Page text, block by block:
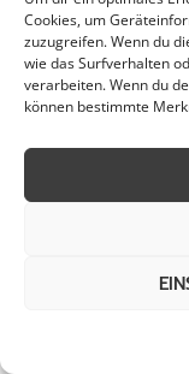
Cookies, um
zuzugreifen. Wenn du
wie das Surfverhalten
verarbeiten. Wenn du
können bestimmte
In Sehnde
wichtige
Straßen und
Beseitigung
die Sicherheit
gewährleisten
Kommunen